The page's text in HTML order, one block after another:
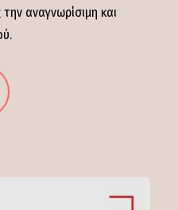
αναγνωρίσιμη και